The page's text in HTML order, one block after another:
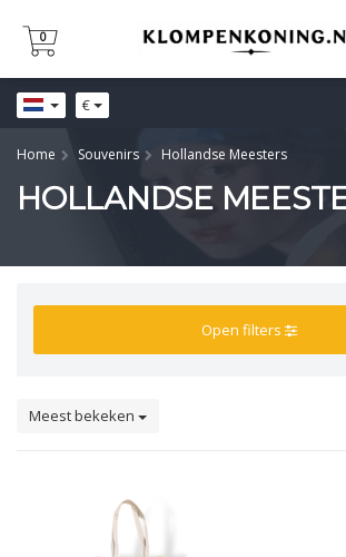
€
0
0
Home Souvenirs Hollandse Meesters
HOLLANDSE
Open filters
Meest bekeken